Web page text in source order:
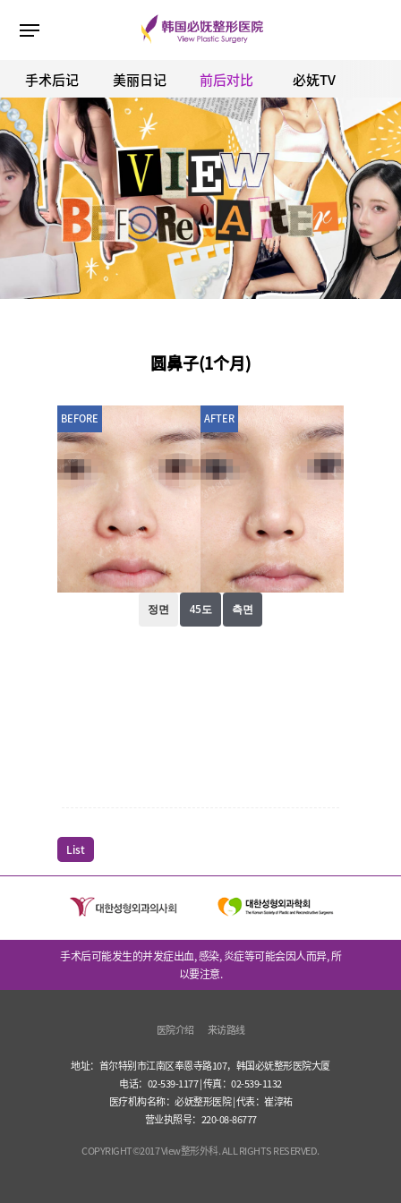
ESC 버튼을 누르면 검색창을 닫을 수 있습니다.
手术后记 美丽日记 前后对比 必妩TV
圆鼻子(1个月)
BEFORE AFTER
List
手术后可能发生的并发症出血, 感染, 炎症等可能会因人而异, 所
以要注意.
医院介绍 来访路线
地址：首尔特别市江南区奉恩寺路107，韩国必妩整形医院大厦
电话：02-539-1177 | 传真：02-539-1132
医疗机构名称：必妩整形医院 | 代表：崔淳祐
营业执照号：220-08-86777
COPYRIGHT©2017 View整形外科. ALL RIGHTS RESERVED.